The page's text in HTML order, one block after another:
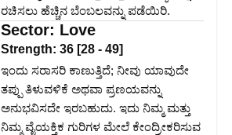
ರಚಿಸಲು ಹೆಚ್ಚಿನ ಬೆಂಬಲವನ್ನು ಪಡೆಯಿರಿ.
Sector: Love
Strength: 36 [28 - 49]
ಇಂದು ಸರಾಸರಿ ಕಾಣುತ್ತಿದೆ; ನೀವು ಯಾವುದೇ
ತಪ್ಪು ತಿಳುವಳಿಕೆ ಅಥವಾ ಪ್ರಣಯವನ್ನು
ಅನುಭವಿಸದೇ ಇರಬಹುದು. ಇದು ನಿಮ್ಮ ಮತ್ತು
ನಿಮ್ಮ ವೈಯಕ್ತಿಕ ಗುರಿಗಳ ಮೇಲೆ ಕೇಂದ್ರೀಕರಿಸುವ